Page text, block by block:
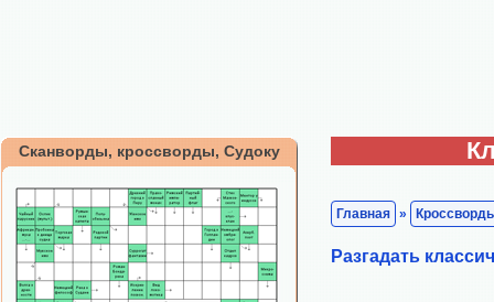
Сканворды, кроссворды, Судоку
Главная »
Разгадать